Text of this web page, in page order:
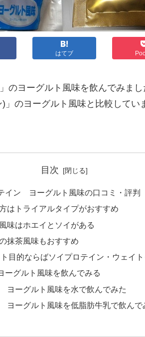
はてブ
のヨーグルト風味を飲んでみま
)」のヨーグルト風味と比較してい
目次
イン ヨーグルト風味の口コミ・評判
はトライアルタイプがおすすめ
味はホエイとソイがある
抹茶風味もおすすめ
目的ならばソイプロテイン・ウェイ
ーグルト風味を飲んでみる
ヨーグルト風味を水で飲んでみた
ヨーグルト風味を低脂肪牛乳で飲んで